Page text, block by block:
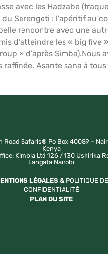
avec les Hadzabe
Serengeti : l’apéritif au
rencontre avec une
d’atteindre les « big
» d’après
Asante sana à
Road Safaris® Po Box 40089 –
Kenya
Kimbla Ltd 126 / 130 Ushirika
Langata Nairobi
LÉGALES & POLITIQUE DE
CONFIDENTIALITÉ
PLAN DU SITE